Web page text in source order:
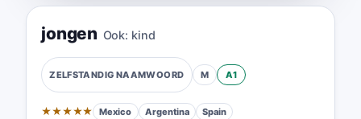
jongen Ook: kind
ZELFSTANDIG NAAMWOORD M A1
★★★★★ Mexico Argentina Spain